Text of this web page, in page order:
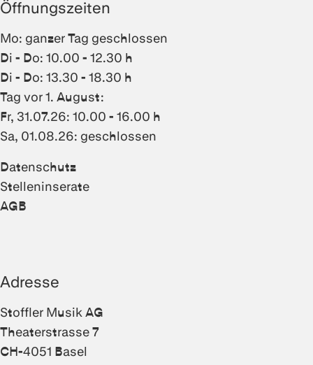
Öffnungszeiten
Mo: ganzer Tag geschlossen
Di - Do: 10.00 - 12.30 h
Di - Do: 13.30 - 18.30 h
Tag vor 1. August:
Fr, 31.07.26: 10.00 - 16.00 h
Sa, 01.08.26: geschlossen
Datenschutz
Stelleninserate
AGB
Adresse
Stoffler Musik AG
Theaterstrasse 7
CH-4051 Basel